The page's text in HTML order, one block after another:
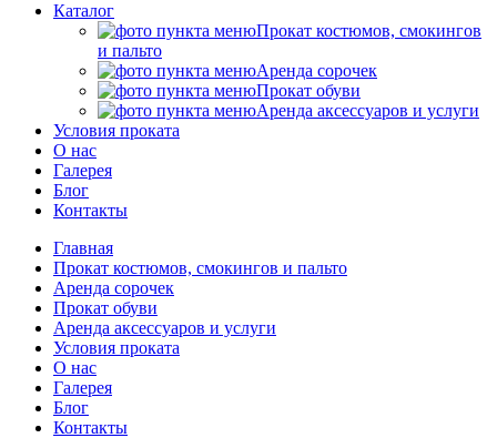
Каталог
Прокат костюмов, смокингов
и пальто
Аренда сорочек
Прокат обуви
Аренда аксессуаров и услуги
Условия проката
О нас
Галерея
Блог
Контакты
Главная
Прокат костюмов, смокингов и пальто
Аренда сорочек
Прокат обуви
Аренда аксессуаров и услуги
Условия проката
О нас
Галерея
Блог
Контакты